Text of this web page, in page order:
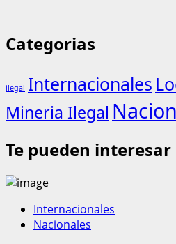
Categorias
ilegal Internacionales
Mineria Ilegal
Te pueden interesar
Internacionales
Nacionales